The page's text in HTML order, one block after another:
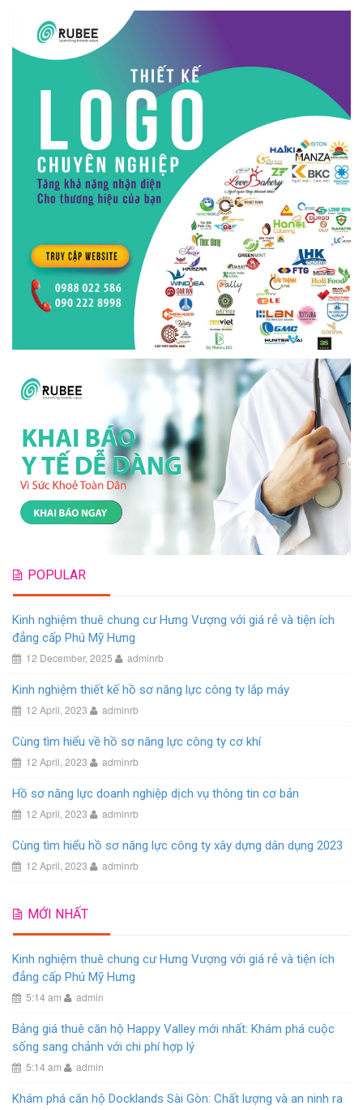
POPULAR
Kinh nghiệm thuê chung cư Hưng Vượng với giá rẻ và tiện ích
đẳng cấp Phú Mỹ Hưng
12 December, 2025 adminrb
Kinh nghiệm thiết kế hồ sơ năng lực công ty lắp máy
12 April, 2023 adminrb
Cùng tìm hiểu về hồ sơ năng lực công ty cơ khí
12 April, 2023 adminrb
Hồ sơ năng lực doanh nghiệp dịch vụ thông tin cơ bản
12 April, 2023 adminrb
Cùng tìm hiểu hồ sơ năng lực công ty xây dựng dân dụng 2023
12 April, 2023 adminrb
MỚI NHẤT
Kinh nghiệm thuê chung cư Hưng Vượng với giá rẻ và tiện ích
đẳng cấp Phú Mỹ Hưng
5:14 am admin
Bảng giá thuê căn hộ Happy Valley mới nhất: Khám phá cuộc
sống sang chảnh với chi phí hợp lý
5:14 am admin
Khám phá căn hộ Docklands Sài Gòn: Chất lượng và an ninh ra